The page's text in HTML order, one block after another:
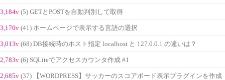
3,184v (5) GETとPOSTを自動判別して取得
3,170v (41) ホームページで表示する言語の選択
3,013v (68) DB接続時のホスト指定 localhost と 127.0.0.1 の違いは？
2,783v (6) SQLiteでアクセスカウンタ作成 #1
2,685v (37) 【WORDPRESS】サッカーのスコアボード表示プラグインを作成